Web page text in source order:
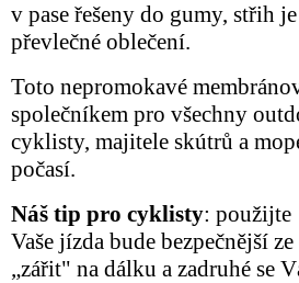
v pase řešeny do gumy, střih
převlečné oblečení.
Toto nepromokavé
společníkem pro všechny
cyklisty, majitele skútrů a
počasí.
Náš tip pro cyklisty:
Vaše jízda bude bezpečnější
„zářit" na dálku a zadruhé se